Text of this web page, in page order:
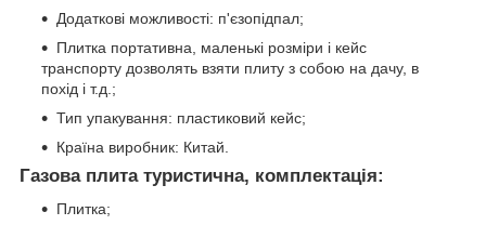
Додаткові можливості: п'єзопідпал;
Плитка портативна, маленькі розміри і кейс
транспорту дозволять взяти плиту з собою на дачу, в
похід і т.д.;
Тип упакування: пластиковий кейс;
Країна виробник: Китай.
Газова плита туристична, комплектація:
Плитка;